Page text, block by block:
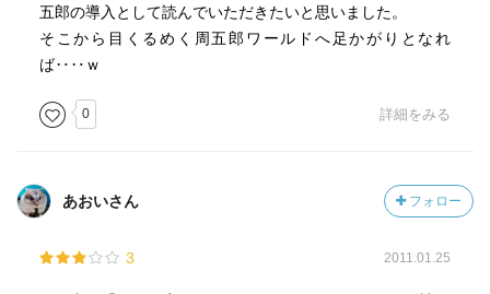
五郎の導入として読んでいただきたいと思いました。
そこから目くるめく周五郎ワールドへ足かがりとなれ
ば‥‥ｗ
0 詳細をみる
あおいさん フォロー
3 2011.01.25